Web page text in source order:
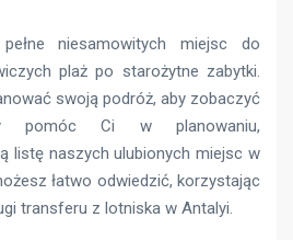
niesamowitych miejsc do
plaż po starożytne zabytki.
swoją podróż, aby zobaczyć
pomóc Ci w planowaniu,
listę naszych ulubionych miejsc w
łatwo odwiedzić, korzystając
transferu z lotniska w Antalyi.